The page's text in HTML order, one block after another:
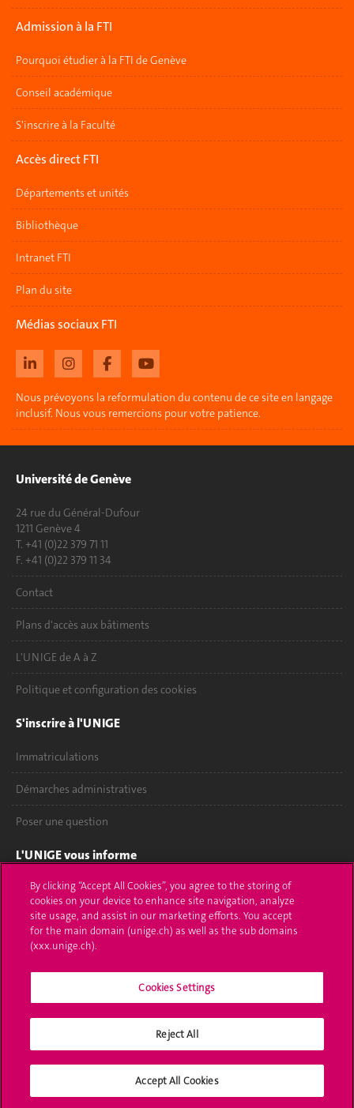
Admission à la FTI
Pourquoi étudier à la FTI de Genève
Conseil académique
S'inscrire à la Faculté
Accès direct FTI
Départements et unités
Bibliothèque
Intranet FTI
Plan du site
Médias sociaux FTI
Nous prévoyons la reformulation du contenu de ce site en langage
inclusif. Nous vous remercions pour votre patience.
Université de Genève
24 rue du Général-Dufour
1211 Genève 4
T. +41 (0)22 379 71 11
F. +41 (0)22 379 11 34
Contact
Plans d'accès aux bâtiments
L'UNIGE de A à Z
Politique et configuration des cookies
S'inscrire à l'UNIGE
Immatriculations
Démarches administratives
Poser une question
L'UNIGE vous informe
UNIGE Mobile
Médias
Offres d'emploi
Calendrier académique
Médias sociaux UNIGE
By clicking “Accept All Cookies”, you agree to the storing of
cookies on your device to enhance site navigation, analyze
site usage, and assist in our marketing efforts. You accept
for the main domain (unige.ch) as well as the sub domains
(xxx.unige.ch).
Cookies Settings
Reject All
Accept All Cookies